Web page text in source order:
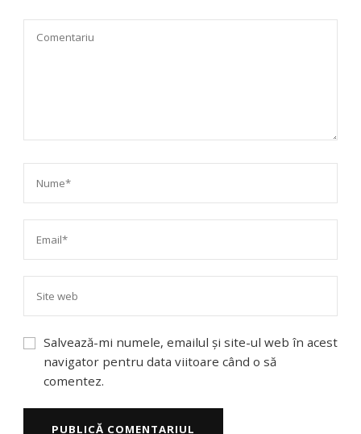
Salvează-mi numele, emailul și site-ul web în acest
navigator pentru data viitoare când o să
comentez.